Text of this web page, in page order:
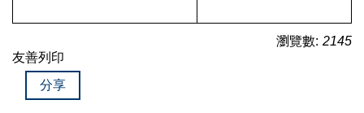
瀏覽數: 2145
友善列印
分享